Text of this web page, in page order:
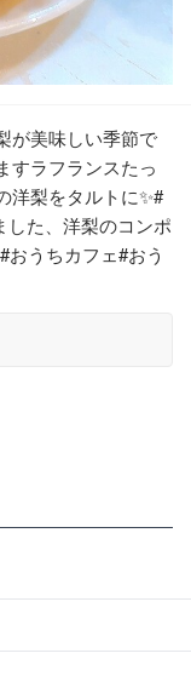
が美味しい季節で
すラフランスたっ
洋梨をタルトに✨#
した、洋梨のコンポ
おうちカフェ#おう